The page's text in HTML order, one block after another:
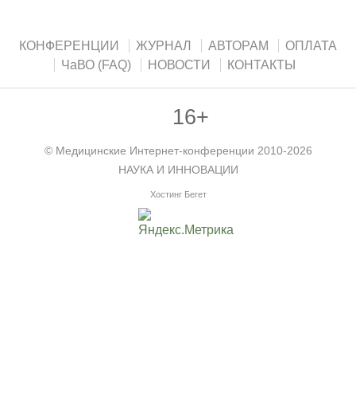
КОНФЕРЕНЦИИ ЖУРНАЛ АВТОРАМ
ОПЛАТА
ЧаВО (FAQ)
НОВОСТИ КОНТАКТЫ
16+
© Медицинские Интернет-конференции 2010-2026
НАУКА И ИННОВАЦИИ
Хостинг Бегет